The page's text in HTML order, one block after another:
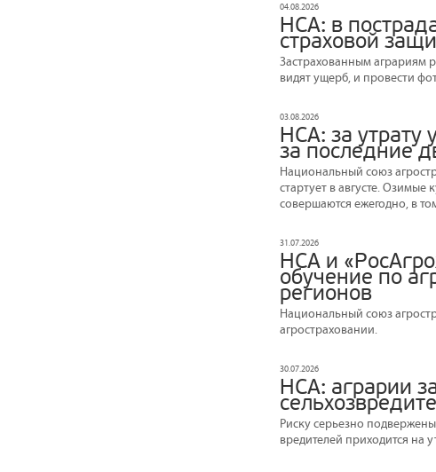
04.08.2026
НСА: в
страховой
Застрахованным аграриям
видят ущерб, и провести
03.08.2026
НСА: за утрату
за последние
Национальный союз
стартует в августе.
совершаются ежегодно, в
31.07.2026
НСА и
обучение по
регионов
Национальный союз
агростраховании.
30.07.2026
НСА: аграрии
Риску серьезно
вредителей приходится на